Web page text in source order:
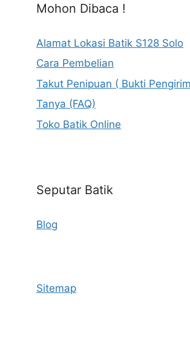
Mohon Dibaca !
Alamat Lokasi Batik S128 Solo
Cara Pembelian
Takut Penipuan ( Bukti
Tanya (FAQ)
Toko Batik Online
Seputar Batik
Blog
Sitemap